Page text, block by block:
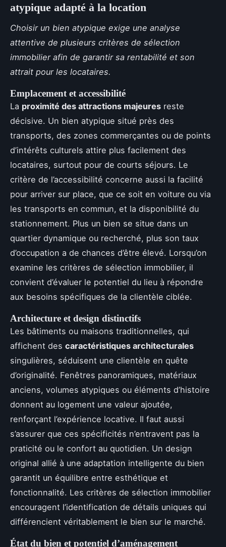
atypique adapté à la location
Choisir un bien atypique exige une analyse
attentive de plusieurs critères de sélection
immobilier afin de garantir sa rentabilité et son
attrait pour les locataires.
Emplacement et accessibilité
La proximité des attractions majeures reste
décisive. Un bien atypique situé près des
transports, des zones commerçantes ou de points
d’intérêts culturels attire plus facilement des
locataires, surtout pour de courts séjours. Le
critère de l’accessibilité concerne aussi la facilité
pour arriver sur place, que ce soit en voiture ou via
les transports en commun, et la disponibilité du
stationnement. Plus un bien se situe dans un
quartier dynamique ou recherché, plus son taux
d’occupation a de chances d’être élevé. Lorsqu’on
examine les critères de sélection immobilier, il
convient d’évaluer le potentiel du lieu à répondre
aux besoins spécifiques de la clientèle ciblée.
Architecture et design distinctifs
Les bâtiments ou maisons traditionnelles, qui
affichent des caractéristiques architecturales
singulières, séduisent une clientèle en quête
d’originalité. Fenêtres panoramiques, matériaux
anciens, volumes atypiques ou éléments d’histoire
donnent au logement une valeur ajoutée,
renforçant l’expérience locative. Il faut aussi
s’assurer que ces spécificités n’entravent pas la
praticité ou le confort au quotidien. Un design
original allié à une adaptation intelligente du bien
garantit un équilibre entre esthétique et
fonctionnalité. Les critères de sélection immobilier
encouragent l’identification de détails uniques qui
différencient véritablement le bien sur le marché.
État du bien et potentiel d’aménagement